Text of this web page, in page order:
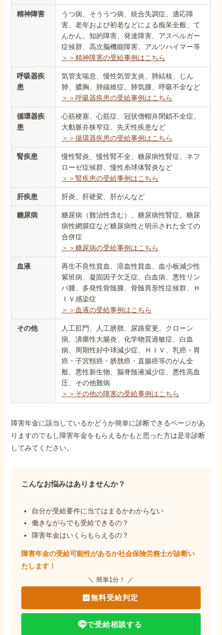
精神障害
うつ病、そううつ病、統合失調症、適応障
害、老年および初老などによる痴呆全般、て
んかん、知的障害、発達障害、アスペルガー
症候群、高次脳機能障害、アルツハイマー等
＞＞精神障害の受給事例はこちら
呼吸器疾
患
気管支喘息、慢性気管支炎、肺結核、じん
肺、膿胸、肺線維症、肺気腫、呼吸不全など
＞＞呼吸器疾患の受給事例はこちら
循環器疾
患
心筋梗塞、心筋症、冠状僧帽弁閉鎖不全症、
大動脈弁狭窄症、先天性疾患など
＞＞循環器疾患の受給事例はこちら
腎疾患
慢性腎炎、慢性腎不全、糖尿病性腎症、ネフ
ローゼ症候群、慢性糸球体腎炎など
＞＞腎疾患の受給事例はこちら
肝疾患 肝炎、肝硬変、肝がんなど
糖尿病
糖尿病（難治性含む）、糖尿病性腎症、糖尿
病性網膜症など糖尿病性と明示された全ての
合併症
＞＞糖尿病の受給事例はこちら
血液
再生不良性貧血、溶血性貧血、血小板減少性
紫班病、凝固因子欠乏症、白血病、悪性リン
パ腫、多発性骨髄腫、骨髄異形性症候群、Ｈ
ＩＶ感染症
＞＞血液の受給事例はこちら
その他
人工肛門、人工膀胱、尿路変更、クローン
病、潰瘍性大腸炎、化学物質過敏症、白血
病、周期性好中球減少症、ＨＩＶ、乳癌・胃
癌・子宮頸癌・膀胱癌・直腸癌等のがん全
般、悪性新生物、脳脊髄液減少症、悪性高血
圧、その他難病
＞＞その他の障害の受給事例はこちら
障害年金に該当しているかどうか簡単に診断できるページがあ
りますのでもし障害年金をもらえるかもと思った方は是非診断
してみてください。
こんなお悩みはありませんか？
自分が受給要件に当てはまるかわからない
働きながらでも受給できるの？
障害年金はいくらもらえるの？
障害年金の受給可能性があるか社会保険労務士が診断い
たします！
＼ 簡単1分！ ／
無料受給判定
で受給相談する